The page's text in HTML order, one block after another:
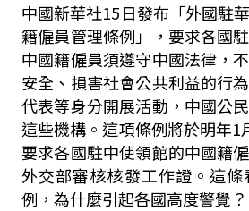
中國新華社15日發布「外國駐
籍僱員管理條例」，要求各國
中國籍僱員須遵守中國法律，
安全、損害社會公共利益的行
代表等身分開展活動，中國公
這些機構。這項條例將於明年1
要求各國駐中使領館的中國籍
外交部審核核發工作證。這
例，為什麼引起各國高度警覺？